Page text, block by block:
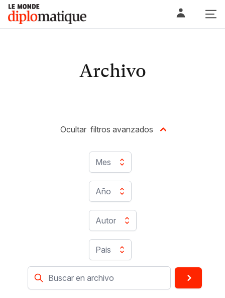
Skip
content
Le monde diplomatique
Archivo
Mes
Año
Autor
Pais
Ocultar filtros avanzados